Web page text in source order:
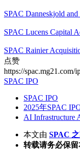
SPAC Danneskjold
SPAC Lucens Capital
SPAC Rainier
点赞
https://spac.mg21.com/
SPAC IPO
SPAC IPO
2025年SPAC
AI Infrastructure
本文由 SPAC
转载请务必保留